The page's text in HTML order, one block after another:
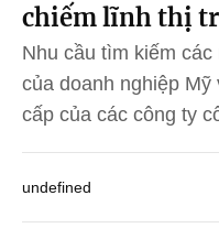
chiếm lĩnh thị
Nhu cầu tìm kiếm
của doanh nghiệp
cấp của các công ty
undefined